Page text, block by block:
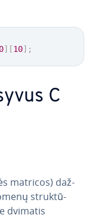
] [10] ;
C
matricos) daž­
struk­tū­
dvimatis